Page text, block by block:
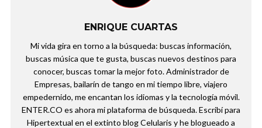
ENRIQUE CUARTAS
Mi vida gira en torno a la búsqueda: buscas información,
buscas música que te gusta, buscas nuevos destinos para
conocer, buscas tomar la mejor foto. Administrador de
Empresas, bailarín de tango en mi tiempo libre, viajero
empedernido, me encantan los idiomas y la tecnología móvil.
ENTER.CO es ahora mi plataforma de búsqueda. Escribí para
Hipertextual en el extinto blog Celularis y he blogueado a